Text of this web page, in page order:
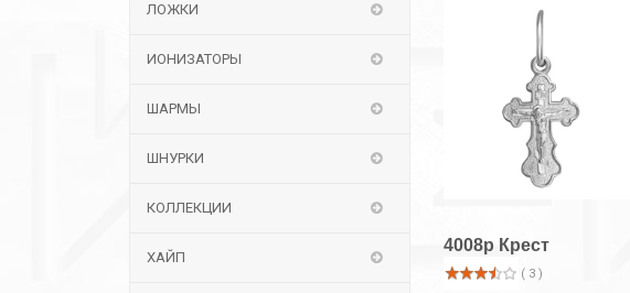
ЛОЖКИ
ИОНИЗАТОРЫ
ШАРМЫ
ШНУРКИ
КОЛЛЕКЦИИ
ХАЙП
4008р Крест
( 3 )